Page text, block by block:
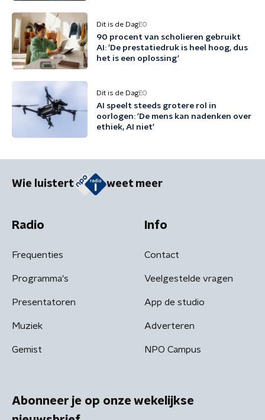
Dit is de DagEO
90 procent van scholieren gebruikt
AI: 'De prestatiedruk is heel hoog, dus
het is een oplossing'
Dit is de DagEO
AI speelt steeds grotere rol in
oorlogen: 'De mens kan nadenken over
ethiek, AI niet'
Wie luistert weet meer
Radio
Frequenties
Programma's
Presentatoren
Muziek
Gemist
Info
Contact
Veelgestelde vragen
App de studio
Adverteren
NPO Campus
Abonneer je op onze wekelijkse